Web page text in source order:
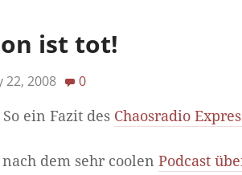
ist tot!
22, 2008 0
ein Fazit des Chaosradio
dem sehr coolen Podcast